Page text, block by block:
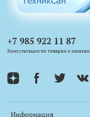
Информация
+7 985 922 11 87
Консультации по товарам и заказам